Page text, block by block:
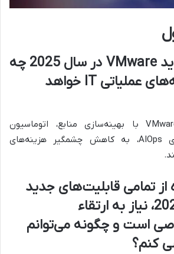
قابلیت‌های جدید VMware در سال 2025 چه
تأثیری بر هزینه‌های عملیاتی IT خواهد
قابلیت‌های جدید VMware با بهینه‌سازی منابع، اتوماسیون
فرآیندها و هوشمندی AIOps، به کاهش چشمگیر هزینه‌های
از تمامی قابلیت‌های جدید
VMware در 2025، نیاز به ارتقاء
است و چگونه می‌توانم
کنم؟